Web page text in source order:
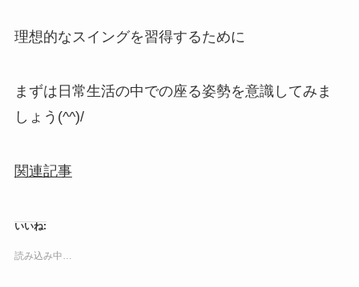
理想的なスイングを習得するために
まずは日常生活の中での座る姿勢を意識してみま
しょう(^^)/
関連記事
いいね:
読み込み中…